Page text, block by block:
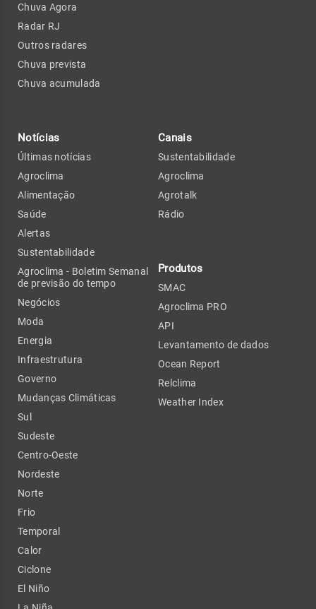
Chuva Agora
Radar RJ
Outros radares
Chuva prevista
Chuva acumulada
Notícias
Últimas notícias
Agroclima
Alimentação
Saúde
Alertas
Sustentabilidade
Agroclima - Boletim Semanal
de previsão do tempo
Negócios
Moda
Energia
Infraestrutura
Governo
Mudanças Climáticas
Sul
Sudeste
Centro-Oeste
Nordeste
Norte
Frio
Temporal
Calor
Ciclone
El Niño
Canais
Sustentabilidade
Agroclima
Agrotalk
Rádio
Produtos
SMAC
Agroclima PRO
API
Levantamento de dados
Ocean Report
Relclima
Weather Index